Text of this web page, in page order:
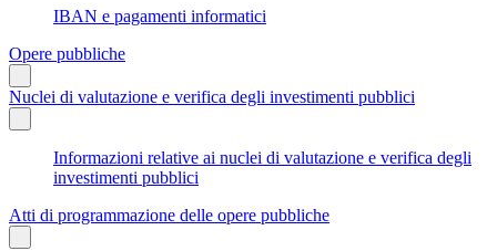
IBAN e pagamenti informatici
Opere pubbliche
Nuclei di valutazione e verifica degli investimenti pubblici
Informazioni relative ai nuclei di valutazione e verifica degli
investimenti pubblici
Atti di programmazione delle opere pubbliche